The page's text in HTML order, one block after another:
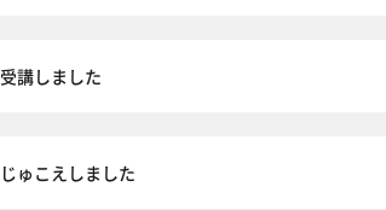
受講しました
じゅこえしました